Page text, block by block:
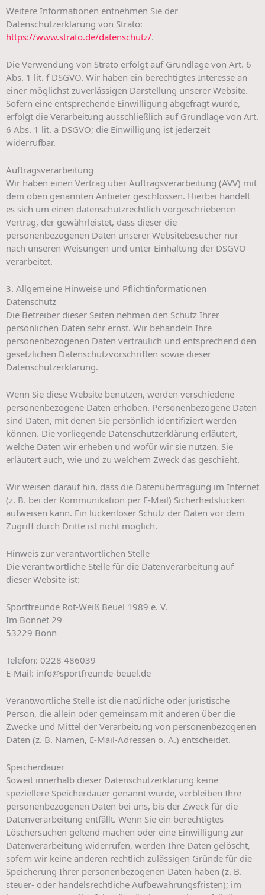
Weitere Informationen entnehmen Sie der
Datenschutzerklärung von Strato:
https://www.strato.de/datenschutz/.
Die Verwendung von Strato erfolgt auf Grundlage von Art. 6
Abs. 1 lit. f DSGVO. Wir haben ein berechtigtes Interesse an
einer möglichst zuverlässigen Darstellung unserer Website.
Sofern eine entsprechende Einwilligung abgefragt wurde,
erfolgt die Verarbeitung ausschließlich auf Grundlage von Art.
6 Abs. 1 lit. a DSGVO; die Einwilligung ist jederzeit
widerrufbar.
Auftragsverarbeitung
Wir haben einen Vertrag über Auftragsverarbeitung (AVV) mit
dem oben genannten Anbieter geschlossen. Hierbei handelt
es sich um einen datenschutzrechtlich vorgeschriebenen
Vertrag, der gewährleistet, dass dieser die
personenbezogenen Daten unserer Websitebesucher nur
nach unseren Weisungen und unter Einhaltung der DSGVO
verarbeitet.
3. Allgemeine Hinweise und Pflicht­informationen
Datenschutz
Die Betreiber dieser Seiten nehmen den Schutz Ihrer
persönlichen Daten sehr ernst. Wir behandeln Ihre
personenbezogenen Daten vertraulich und entsprechend den
gesetzlichen Datenschutzvorschriften sowie dieser
Datenschutzerklärung.
Wenn Sie diese Website benutzen, werden verschiedene
personenbezogene Daten erhoben. Personenbezogene Daten
sind Daten, mit denen Sie persönlich identifiziert werden
können. Die vorliegende Datenschutzerklärung erläutert,
welche Daten wir erheben und wofür wir sie nutzen. Sie
erläutert auch, wie und zu welchem Zweck das geschieht.
Wir weisen darauf hin, dass die Datenübertragung im Internet
(z. B. bei der Kommunikation per E-Mail) Sicherheitslücken
aufweisen kann. Ein lückenloser Schutz der Daten vor dem
Zugriff durch Dritte ist nicht möglich.
Hinweis zur verantwortlichen Stelle
Die verantwortliche Stelle für die Datenverarbeitung auf
dieser Website ist:
Sportfreunde Rot-Weiß Beuel 1989 e. V.
Im Bonnet 29
53229 Bonn
Telefon: 0228 486039
E-Mail: info@sportfreunde-beuel.de
Verantwortliche Stelle ist die natürliche oder juristische
Person, die allein oder gemeinsam mit anderen über die
Zwecke und Mittel der Verarbeitung von personenbezogenen
Daten (z. B. Namen, E-Mail-Adressen o. Ä.) entscheidet.
Speicherdauer
Soweit innerhalb dieser Datenschutzerklärung keine
speziellere Speicherdauer genannt wurde, verbleiben Ihre
personenbezogenen Daten bei uns, bis der Zweck für die
Datenverarbeitung entfällt. Wenn Sie ein berechtigtes
Löschersuchen geltend machen oder eine Einwilligung zur
Datenverarbeitung widerrufen, werden Ihre Daten gelöscht,
sofern wir keine anderen rechtlich zulässigen Gründe für die
Speicherung Ihrer personenbezogenen Daten haben (z. B.
steuer- oder handelsrechtliche Aufbewahrungsfristen); im